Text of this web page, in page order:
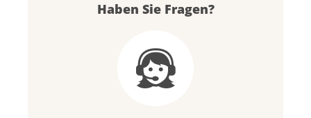
Haben Sie Fragen?